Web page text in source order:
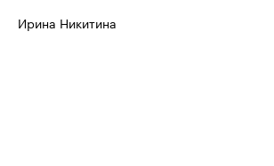
Ирина Никитина